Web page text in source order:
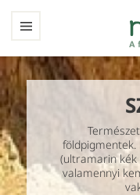
(ultramarin kék
valamennyi